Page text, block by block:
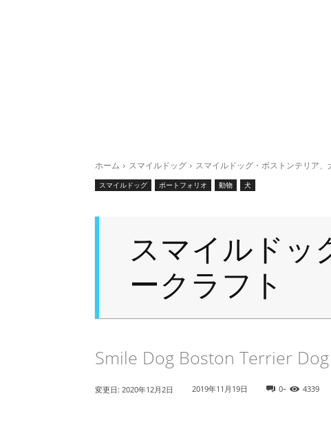
ホーム スマイルドッグ スマイルドッグ・ボストンテリア、
スマイルドッグ ポートフォリオ 動物 犬
スマイルドッ
ークラフト
Smile Dog Boston Terrier
変更日: 2020年12月2日 2019年11月19日 0- 4339